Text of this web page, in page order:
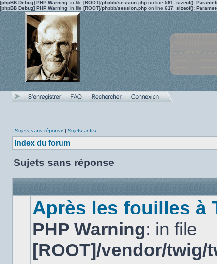
[phpBB Debug] PHP Warning: in file [ROOT]/phpbb/session.php on line 561 : sizeof():
[phpBB Debug] PHP Warning: in file [ROOT]/phpbb/session.php on line 617: sizeof():
| Sujets sans réponse | Sujets actifs
Index du forum
Sujets sans réponse
Après les fouilles à
PHP Warning: in file
[ROOT]/vendor/